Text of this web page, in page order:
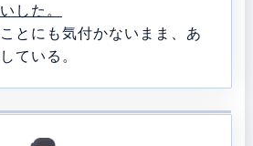
した。
とにも気付かないまま、あ
ている。